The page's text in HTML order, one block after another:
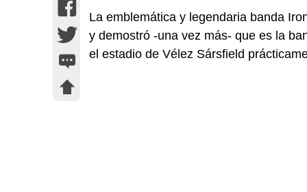
La emblemática y legendaria banda
y demostró -una vez más- que es la
el estadio de Vélez Sársfield